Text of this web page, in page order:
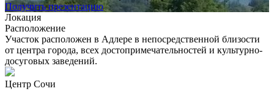
Получить презентацию
Локация
Расположение
Участок расположен в Адлере в непосредственной близости
от центра города, всех достопримечательностей и культурно-
досуговых заведений.
Центр Сочи